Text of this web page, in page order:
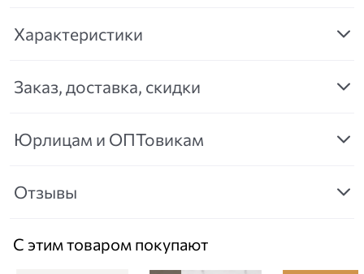
Характеристики
Заказ, доставка, скидки
Юрлицам и ОПТовикам
Отзывы
С этим товаром покупают